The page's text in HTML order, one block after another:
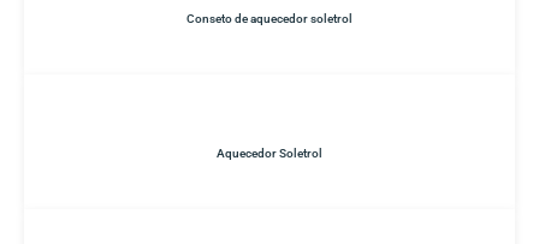
Conseto de aquecedor soletrol
Aquecedor Soletrol